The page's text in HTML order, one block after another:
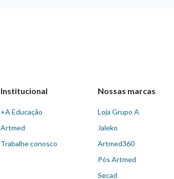
Institucional
+A Educação
Artmed
Trabalhe conosco
Nossas marcas
Loja Grupo A
Jaleko
Artmed360
Pós Artmed
Secad